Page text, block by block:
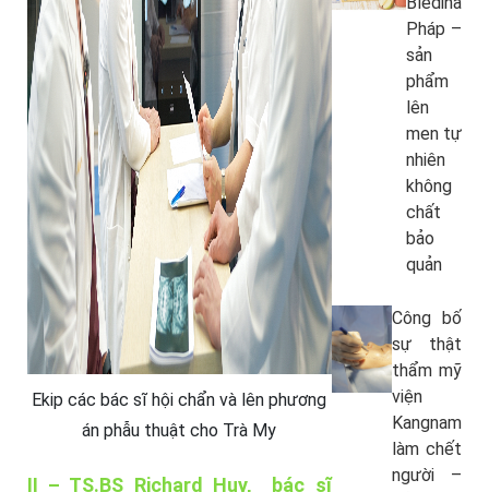
Ekip các bác sĩ hội chẩn và lên phương
án phẫu thuật cho Trà My
II – TS.BS Richard Huy, bác sĩ
Pháp –
sản
phẩm
lên
men tự
nhiên
không
chất
bảo
quản
Công bố
sự thật
thẩm mỹ
viện
Kangnam
làm chết
người –